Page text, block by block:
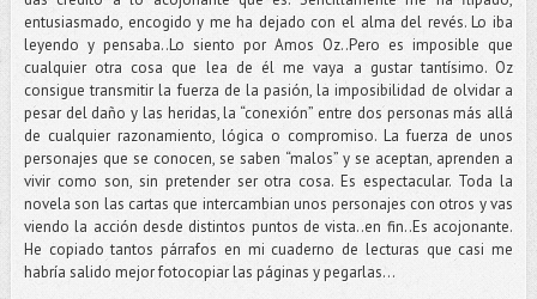
entusiasmado, encogido y me ha dejado con el alma del revés. Lo iba
leyendo y pensaba..Lo siento por Amos Oz..Pero es imposible que
cualquier otra cosa que lea de él me vaya a gustar tantísimo. Oz
consigue transmitir la fuerza de la pasión, la imposibilidad de olvidar a
pesar del daño y las heridas, la “conexión” entre dos personas más allá
de cualquier razonamiento, lógica o compromiso. La fuerza de unos
personajes que se conocen, se saben “malos” y se aceptan, aprenden a
vivir como son, sin pretender ser otra cosa. Es espectacular. Toda la
novela son las cartas que intercambian unos personajes con otros y vas
viendo la acción desde distintos puntos de vista..en fin..Es acojonante.
He copiado tantos párrafos en mi cuaderno de lecturas que casi me
habría salido mejor fotocopiar las páginas y pegarlas…